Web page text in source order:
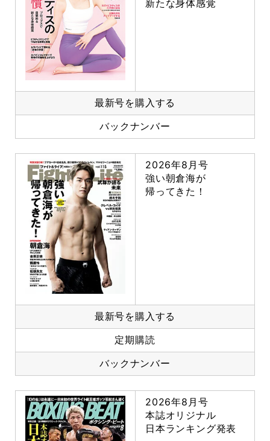
新たな身体感覚
最新号を購入する
バックナンバー
2026年8月号
強い朝倉海が
帰ってきた！
最新号を購入する
定期購読
バックナンバー
2026年8月号
本誌オリジナル
日本ランキング発表